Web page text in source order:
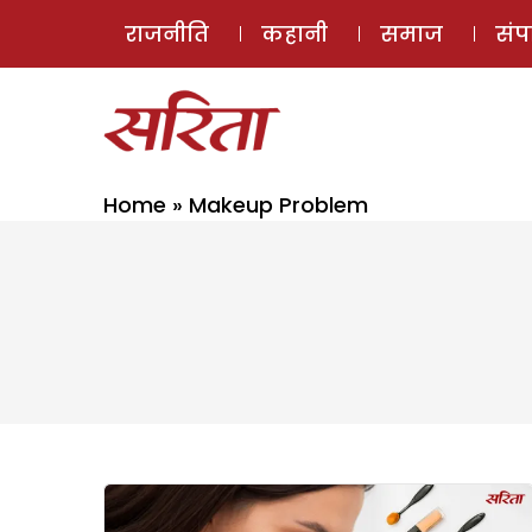
राजनीति कहानी समाज
Home » Makeup Problem